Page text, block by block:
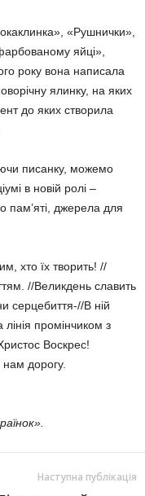
«Рушнички»,
яйці»,
року вона написала
ялинку, на яких
до яких створила
писанку, можемо
в новій ролі –
пам’яті, дже­рела для
хто їх творить! //
//Великдень славить
серцебиття-//В ній
промінчиком з
Вос­крес!
нам дорогу.
Наступна публікація